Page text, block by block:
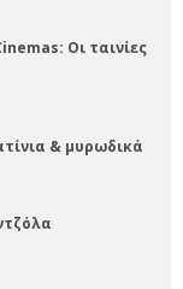
Οι ταινίες
& μυρωδικά